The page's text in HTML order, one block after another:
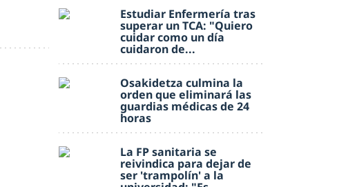
Estudiar Enfermería tras
superar un TCA: "Quiero
cuidar como un día
cuidaron de...
Osakidetza culmina la
orden que eliminará las
guardias médicas de 24
horas
La FP sanitaria se
reivindica para dejar de
ser 'trampolín' a la